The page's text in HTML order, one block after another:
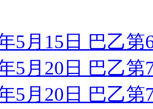
5月15日 巴乙
5月20日 巴乙
5月20日 巴乙